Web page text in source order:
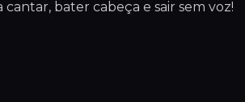
cantar, bater cabeça e sair sem voz!